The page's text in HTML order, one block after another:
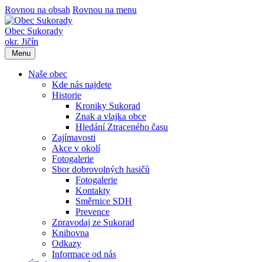
Rovnou na obsah Rovnou na menu
Obec Sukorady
okr. Jičín
Menu
Naše obec
Kde nás najdete
Historie
Kroniky Sukorad
Znak a vlajka obce
Hledání Ztraceného času
Zajímavosti
Akce v okolí
Fotogalerie
Sbor dobrovolných hasičů
Fotogalerie
Kontakty
Směrnice SDH
Prevence
Zpravodaj ze Sukorad
Knihovna
Odkazy
Informace od nás